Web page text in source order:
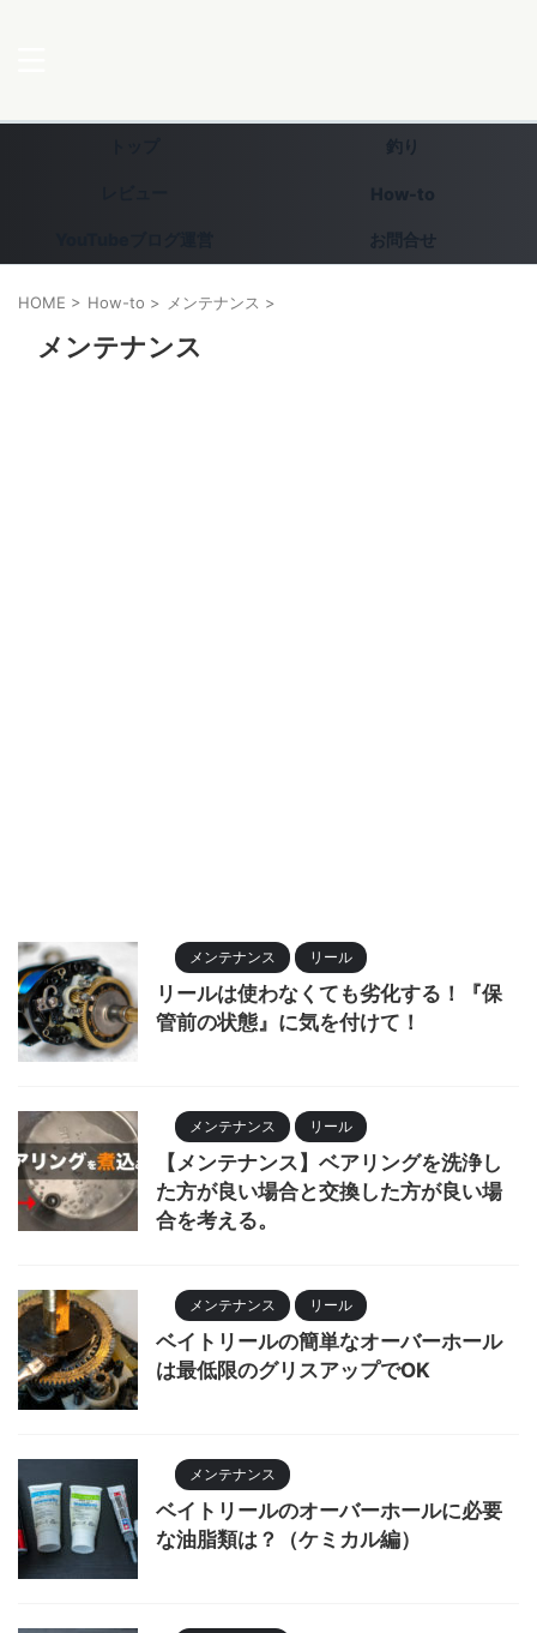
釣り
How-to
お問合せ
HOME > How-to > メンテナンス >
メンテナンス
メンテナンス リール
リールは使わなくても劣化する！『保
管前の状態』に気を付けて！
メンテナンス リール
【メンテナンス】ベアリングを洗浄し
た方が良い場合と交換した方が良い場
合を考える。
メンテナンス リール
ベイトリールの簡単なオーバーホール
は最低限のグリスアップでOK
メンテナンス
ベイトリールのオーバーホールに必要
な油脂類は？（ケミカル編）